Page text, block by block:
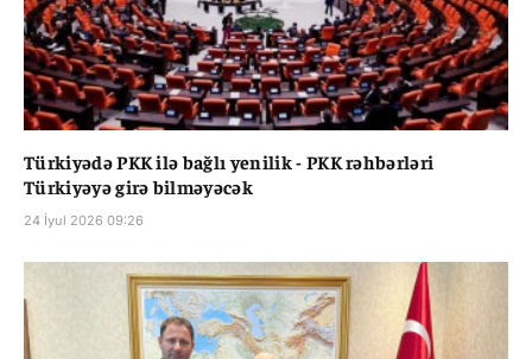
Türkiyədə PKK ilə bağlı yenilik - PKK rəhbərləri
Türkiyəyə girə bilməyəcək
24 İyul 2026 09:26